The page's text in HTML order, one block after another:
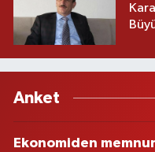
Anket
Ekonomiden